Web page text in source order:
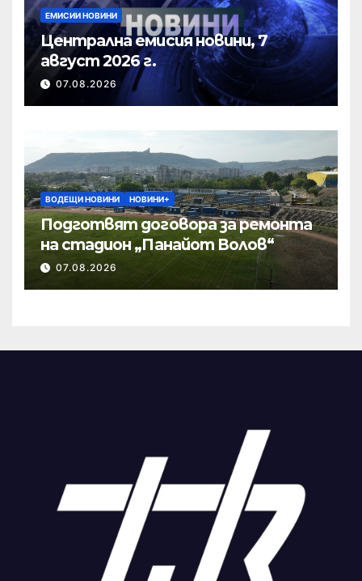
ЕМИСИИ НОВИНИ
Централна емисия новини, 7
август 2026 г.
07.08.2026
ВОДЕЩИ НОВИНИ НОВИНИ+
Подготвят договора за ремонта
на стадион „Панайот Волов“
07.08.2026